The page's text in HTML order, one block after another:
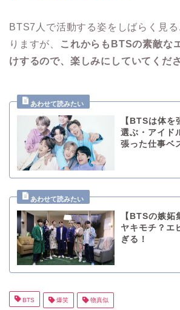
BTS7人で活動する姿をしばらく見
りますが、
これからもBTSの素敵な
けするので、楽しみにしていてくだ
【BTSは体
選ぶ・アイド
張った仕事ベ
【BTSの嫉妬
ヤキモチ？エ
ぎる！
BTS 爆笑 物真似